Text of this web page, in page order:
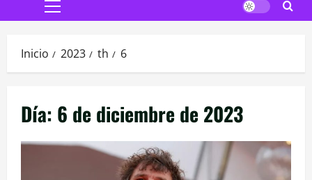
Menú
Inicio 2023 th 6
Día: 6 de diciembre de 2023